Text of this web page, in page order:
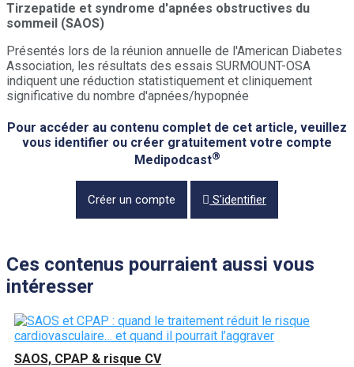
Tirzepatide et syndrome d'apnées obstructives du
sommeil (SAOS)
Présentés lors de la réunion annuelle de l'American Diabetes
Association, les résultats des essais SURMOUNT-OSA
indiquent une réduction statistiquement et cliniquement
significative du nombre d'apnées/hypopnée
Pour accéder au contenu complet de cet article, veuillez
vous identifier ou créer gratuitement votre compte
Medipodcast®
Créer un compte S'identifier
Ces contenus pourraient aussi vous
intéresser
SAOS, CPAP & risque CV